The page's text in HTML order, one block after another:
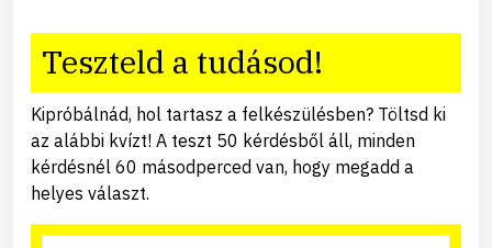
Teszteld a tudásod!
Kipróbálnád, hol tartasz a felkészülésben? Töltsd ki
az alábbi kvízt! A teszt 50 kérdésből áll, minden
kérdésnél 60 másodperced van, hogy megadd a
helyes választ.